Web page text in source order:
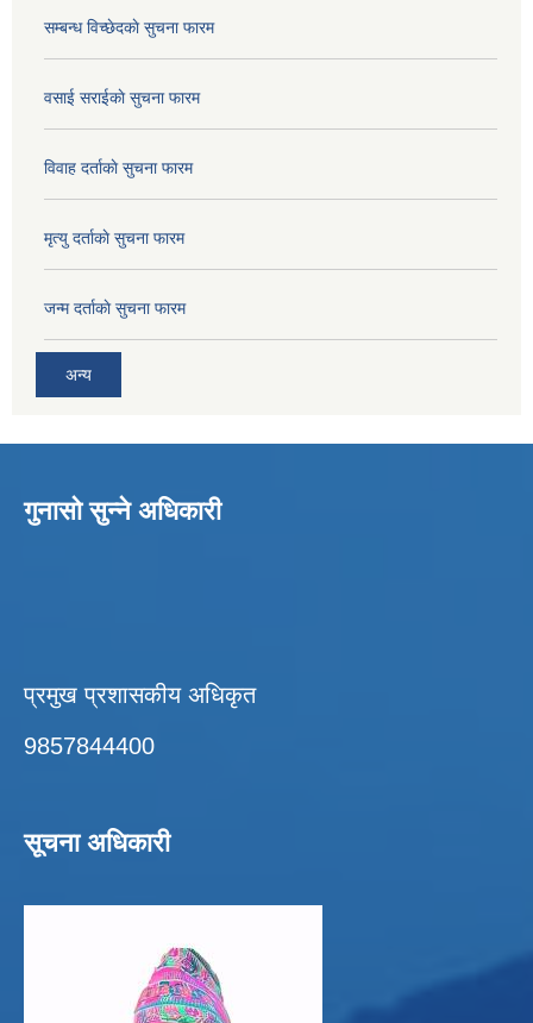
सम्बन्ध विच्छेदकाे सुचना फारम
वसाई सराईकाे सुचना फारम
विवाह दर्ताकाे सुचना फारम
मृत्यु दर्ताकाे सुचना फारम
जन्म दर्ताकाे सुचना फारम
अन्य
गुनासो सुन्ने अधिकारी
प्रमुख प्रशासकीय अधिकृत
9857844400
सूचना अधिकारी